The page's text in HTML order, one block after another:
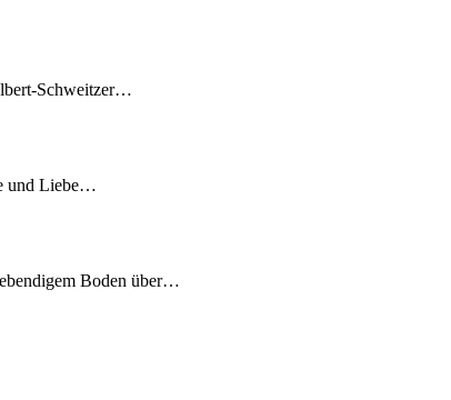
Schweitzer…
und Liebe…
Boden über…